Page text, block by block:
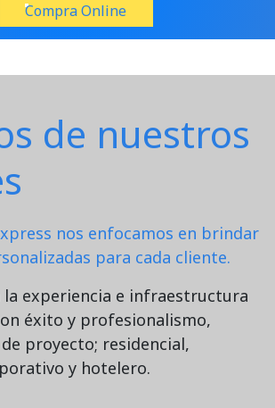
Compra Online
de nuestros
nos enfocamos en brindar
para cada cliente.
la experiencia e infraestructura
éxito y profesionalismo,
proyecto; residencial,
y hotelero.